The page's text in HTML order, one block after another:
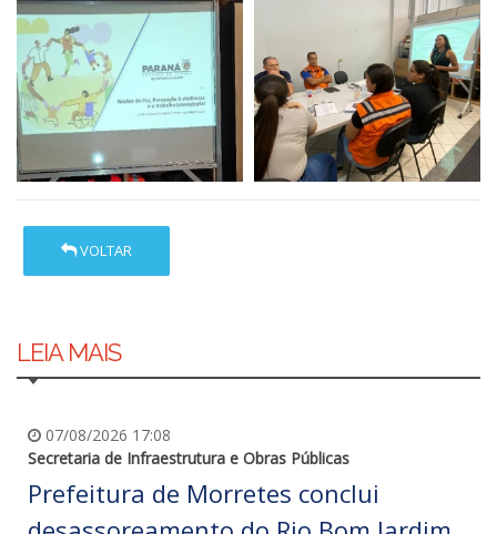
VOLTAR
LEIA MAIS
07/08/2026 17:08
Secretaria de Infraestrutura e Obras Públicas
Prefeitura de Morretes conclui